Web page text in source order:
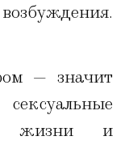
— значит
жизни и